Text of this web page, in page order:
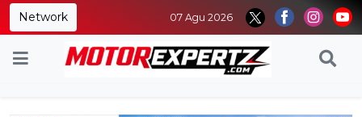
Network 07 Agu 2026